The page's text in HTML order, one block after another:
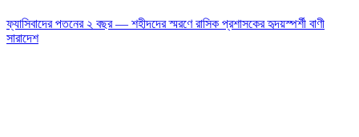
ফ্যাসিবাদের পতনের ২ বছর — শহীদদের স্মরণে রাসিক প্রশাসকের হৃদয়স্পর্শী বাণী
সারাদেশ